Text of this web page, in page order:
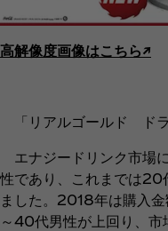
高解像度画像はこちら↗︎
「リアルゴールド ド
エナジードリンク市場
性であり、これまでは20
ました。2018年は購入
～40代男性が上回り、